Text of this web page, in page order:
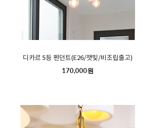
디카르 5등 펜던트(E26/잿빛/비조립출고)
170,000원